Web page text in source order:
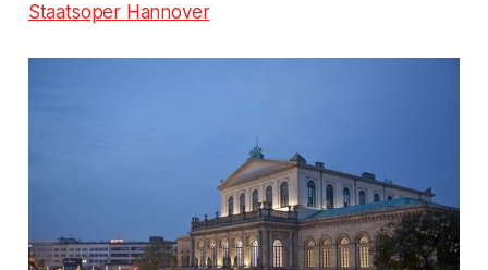
Staatsoper Hannover